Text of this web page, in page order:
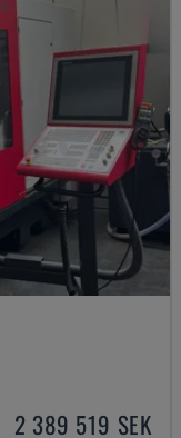
2 389 519 SEK